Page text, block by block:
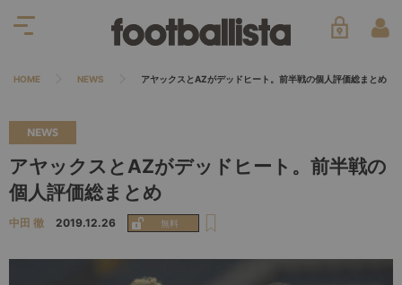
HOME NEWS アヤックスとAZがデッドヒート。前半戦の個人評価総まとめ
NEWS
アヤックスとAZがデッドヒート。前半戦の
個人評価総まとめ
中田 徹 2019.12.26